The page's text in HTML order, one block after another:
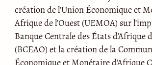
création de l’Union Économique et
Afrique de l’Ouest (UEMOA) sur
Banque Centrale des États d’Afrique
(BCEAO) et la création de la
Économique et Monétaire d’Afrique